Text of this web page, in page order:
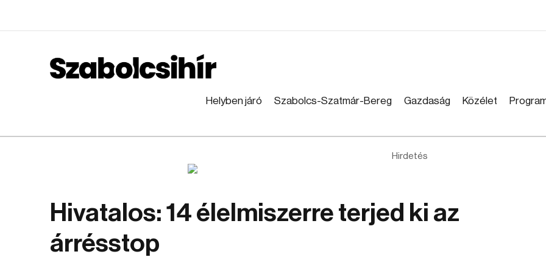
Helyben járó Szabolcs-Szatmár-Bereg Gazdaság Közélet
Hirdetés
Hivatalos: 14 élelmiszerre terjed ki az
árrésstop